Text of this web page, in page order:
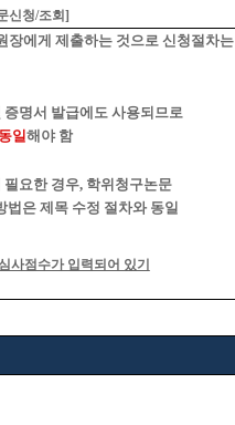
신청/조회 ]
장에게 제출하는 것으로 신청절차는
명서 발급에도 사용되므로
일해야 함
필요한 경우, 학위청구논문
법은 제목 수정 절차와 동일
사점수가 입력되어 있기